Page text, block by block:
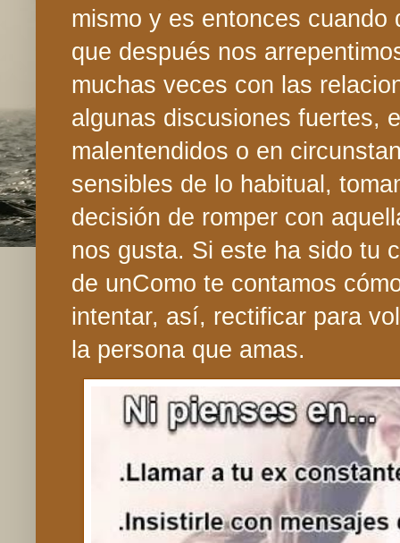
mismo y es entonces cuando
que después nos
muchas veces con las
algunas discusiones fuertes,
malentendidos o en
sensibles de lo habitual,
decisión de romper con
nos gusta. Si este ha sido tu
de unComo te contamos
intentar, así, rectificar para
la persona que amas.